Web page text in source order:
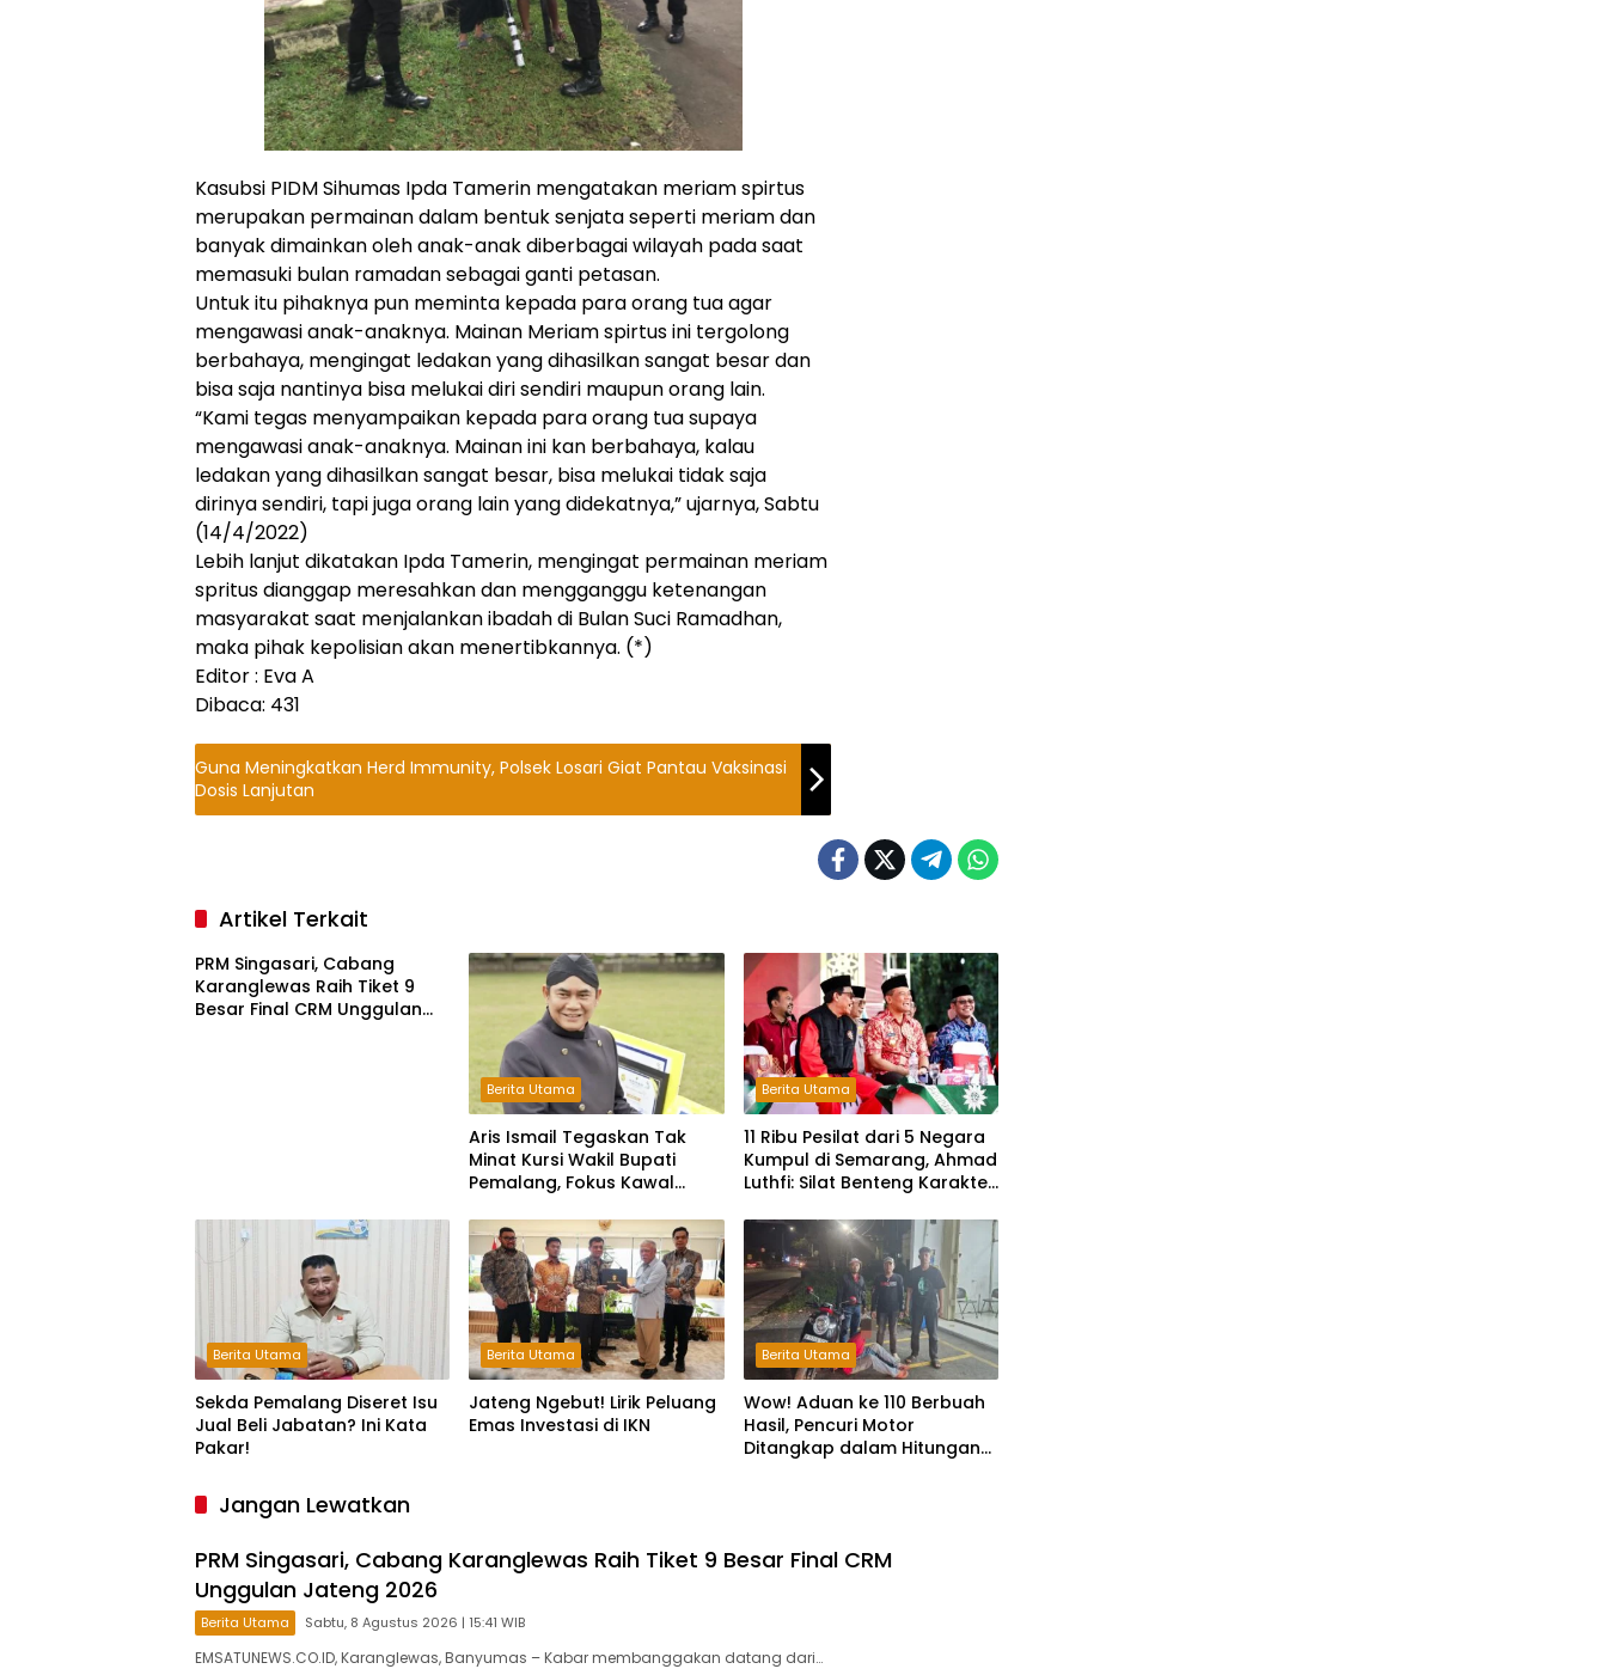
Kasubsi PIDM Sihumas Ipda Tamerin mengatakan meriam spirtus
merupakan permainan dalam bentuk senjata seperti meriam dan
banyak dimainkan oleh anak-anak diberbagai wilayah pada saat
memasuki bulan ramadan sebagai ganti petasan.
Untuk itu pihaknya pun meminta kepada para orang tua agar
mengawasi anak-anaknya. Mainan Meriam spirtus ini tergolong
berbahaya, mengingat ledakan yang dihasilkan sangat besar dan
bisa saja nantinya bisa melukai diri sendiri maupun orang lain.
“Kami tegas menyampaikan kepada para orang tua supaya
mengawasi anak-anaknya. Mainan ini kan berbahaya, kalau
ledakan yang dihasilkan sangat besar, bisa melukai tidak saja
dirinya sendiri, tapi juga orang lain yang didekatnya,” ujarnya, Sabtu
(14/4/2022)
Lebih lanjut dikatakan Ipda Tamerin, mengingat permainan meriam
spritus dianggap meresahkan dan mengganggu ketenangan
masyarakat saat menjalankan ibadah di Bulan Suci Ramadhan,
maka pihak kepolisian akan menertibkannya. (*)
Editor : Eva A
Dibaca: 431
Guna Meningkatkan Herd Immunity, Polsek Losari Giat Pantau Vaksinasi
Dosis Lanjutan
Artikel Terkait
PRM Singasari, Cabang
Karanglewas Raih Tiket 9
Besar Final CRM Unggulan
Berita Utama
Aris Ismail Tegaskan Tak
Minat Kursi Wakil Bupati
Pemalang, Fokus Kawal
Berita Utama
11 Ribu Pesilat dari 5 Negara
Kumpul di Semarang, Ahmad
Luthfi: Silat Benteng Karakter
Berita Utama
Sekda Pemalang Diseret Isu
Jual Beli Jabatan? Ini Kata
Pakar!
Berita Utama
Jateng Ngebut! Lirik Peluang
Emas Investasi di IKN
Berita Utama
Wow! Aduan ke 110 Berbuah
Hasil, Pencuri Motor
Ditangkap dalam Hitungan
Jangan Lewatkan
PRM Singasari, Cabang Karanglewas Raih Tiket 9 Besar Final CRM
Unggulan Jateng 2026
Berita Utama Sabtu, 8 Agustus 2026 | 15:41 WIB
EMSATUNEWS.CO.ID, Karanglewas, Banyumas – Kabar membanggakan datang dari…